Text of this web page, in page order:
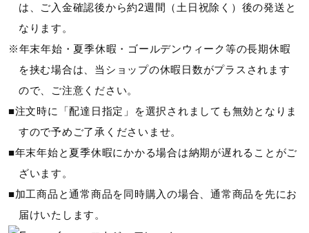
側面厚／TOP：24mm、MIDDLE：26mm、SHAFT：
21mm
バランス
（平均）約320mm
製品内容
フレーム、ケースなし
発売シーズン
は、ご入金確認後から約2週間（土日祝除く）後の発送と
なります。
※年末年始・夏季休暇・ゴールデンウィーク等の長期休暇
を挟む場合は、当ショップの休暇日数がプラスされます
ので、ご注意ください。
■注文時に「配達日指定」を選択されましても無効となりま
すので予めご了承くださいませ。
■年末年始と夏季休暇にかかる場合は納期が遅れることがご
ざいます。
■加工商品と通常商品を同時購入の場合、通常商品を先にお
届けいたします。